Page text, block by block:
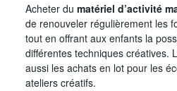
Acheter du matériel d’activité
de renouveler régulièrement les
tout en offrant aux enfants la
différentes techniques créatives.
aussi les achats en lot pour les
ateliers créatifs.